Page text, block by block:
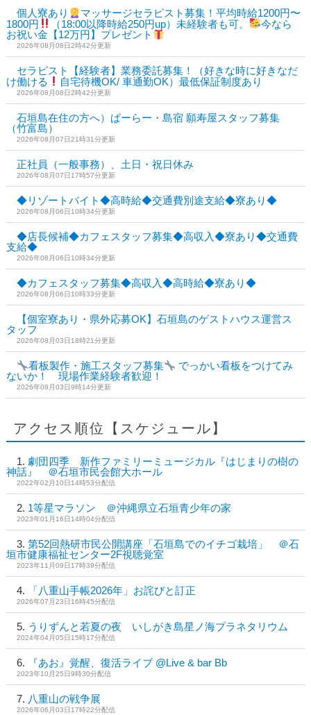
個人寮あり
マッサージセラピスト募集！平均時給1200円〜
1800円
（18:00以降時給250円up）未経験者も可。
今なら
お祝い金【12万円】プレゼント
2026年08月08日2時42分更新
セラピスト【経験者】業務委託募集！（好きな時に好きなだ
け働ける
自宅待機OK/ 車通勤OK）最低保証制度あり
2026年08月08日2時42分更新
石垣島在住の方へ）ぱーらー・島宿 願寿屋スタッフ募集
（竹富島）
2026年08月07日21時31分更新
正社員（一般事務）、土日・祝日休み
2026年08月07日17時57分更新
◆リゾートバイト◆高時給◆交通費別途支給◆寮あり◆
2026年08月06日10時34分更新
◆店長候補◆カフェスタッフ募集◆高収入◆寮あり◆交通費
支給◆
2026年08月06日10時34分更新
◆カフェスタッフ募集◆高収入◆高時給◆寮あり◆
2026年08月06日10時33分更新
【個室寮あり・県外応募OK】石垣島のゲストハウス運営ス
タッフ
2026年08月03日18時21分更新
看板製作・施工スタッフ募集
でっかい看板をつけてみ
ないか！ 現場作業経験者歓迎！
2026年08月03日9時14分更新
アクセス順位【スケジュール】
劇団四季 新作ファミリーミュージカル『はじまりの樹の
神話』 ＠石垣市民会館大ホール
2022年02月10日14時53分配信
1等星マラソン ＠沖縄県立石垣青少年の家
2023年01月16日14時04分配信
第52回熱研市民公開講座「石垣島でのイチゴ栽培」 ＠石
垣市健康福祉センター2F視聴覚室
2023年11月09日17時39分配信
「八重山手帳2026年」お詫びと訂正
2026年07月23日16時45分配信
うりずんと若夏の夜 いしがき島星ノ海プラネタリウム
2024年04月05日15時17分配信
『あお』覚醒、復活ライブ @Live & bar Bb
2023年10月25日9時30分配信
八重山の戦争展
2026年06月03日17時22分配信